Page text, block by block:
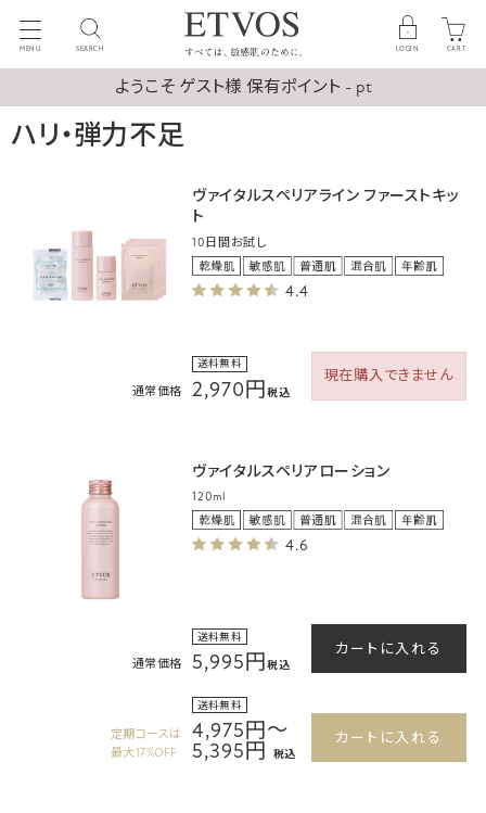
MENU SEARCH LOGIN CART
ようこそ ゲスト様 保有ポイント - pt
ハリ・弾力不足
ヴァイタルスペリアライン ファーストキッ
ト
10日間お試し
4.4
送料無料
2,970円税込
通常価格
現在購入できません
ヴァイタルスペリアローション
120ml
4.6
送料無料
5,995円 税込
通常価格
カートに入れる
送料無料
4,975円～
5,395円 税込
定期コースは
最大17%OFF
カートに入れる